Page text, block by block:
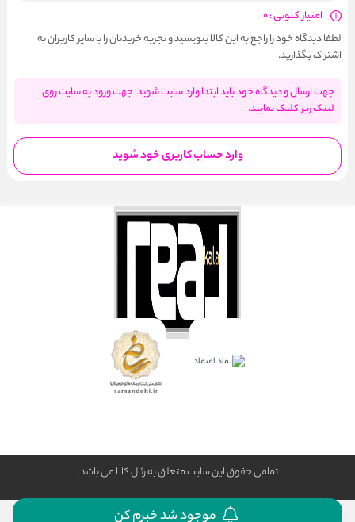
امتیاز کنونی : 0
لطفا دیدگاه خود را راجع به این کالا بنویسید و تجربه خریدتان را با سایر کاربران به
اشتراک بگذارید.
جهت ارسال و دیدگاه خود باید ابتدا وارد سایت شوید. جهت ورود به سایت روی
لینک زیر کلیک نمایید.
وارد حساب کاربری خود شوید
تمامی حقوق این سایت متعلق به رئال كالا می باشد.